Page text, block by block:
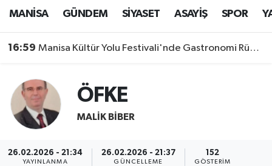
MANİSA GÜNDEM SİYASET ASAYİŞ SPOR
16:59 Manisa Kültür Yolu Festivali'nde Gastronomi Rüzgarı: Lezzetin Yıldızı "Manisa Kebabı" Oldu!
ÖFKE
MALIK BİBER
26.02.2026 - 21:34
YAYINLANMA
26.02.2026 - 21:37
GÜNCELLEME
152
GÖSTERIM
GÜNDEM
SPOR
YAŞAM
RESMİ REKLAM
Trafik Durumu
Son Dakika Haberleri
Haber Arşivi